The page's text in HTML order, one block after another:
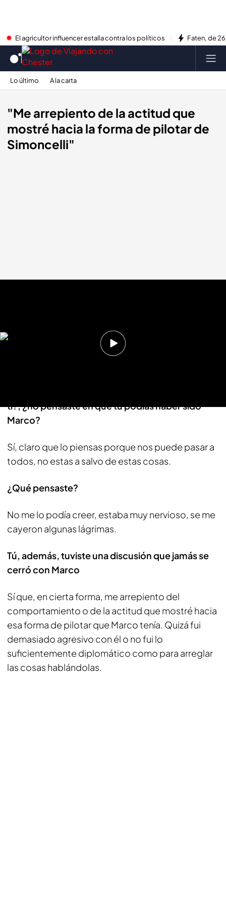
El agricultor influencer estalla contra los políticos Faten, de
Lo último A la carta
"Me arrepiento de la actitud que
mostré hacia la forma de pilotar de
Simoncelli"
Compartir
ti?, ¿no pensaste en que tu podías haber sido
Marco?
Sí, claro que lo piensas porque nos puede pasar a
todos, no estas a salvo de estas cosas.
¿Qué pensaste?
No me lo podía creer, estaba muy nervioso, se me
cayeron algunas lágrimas.
Tú, además, tuviste una discusión que jamás se
cerró con Marco
Sí que, en cierta forma, me arrepiento del
comportamiento o de la actitud que mostré hacia
esa forma de pilotar que Marco tenía. Quizá fui
demasiado agresivo con él o no fui lo
suficientemente diplomático como para arreglar
las cosas hablándolas.